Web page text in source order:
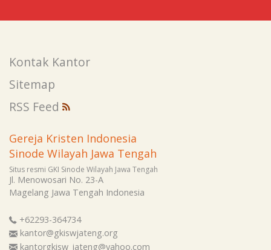
Kontak Kantor
Sitemap
RSS Feed
Gereja Kristen Indonesia
Sinode Wilayah Jawa Tengah
Situs resmi GKI Sinode Wilayah Jawa Tengah
Jl. Menowosari No. 23-A
Magelang Jawa Tengah Indonesia
+62293-364734
kantor@gkiswjateng.org
kantorgkisw_jateng@yahoo.com